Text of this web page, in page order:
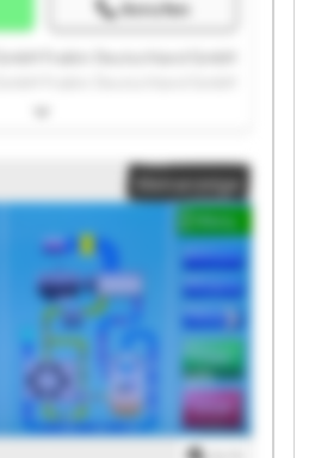
Anrufen
Fraikin Deutschland GmbH
Fraikin Deutschland GmbH
Fraikin Deutschland GmbH
Fraikin Deutschland GmbH
Fraikin Deutschland GmbH
Fraikin Deutschland GmbH
Fraikin Deutschland GmbH
Kleinanzeige